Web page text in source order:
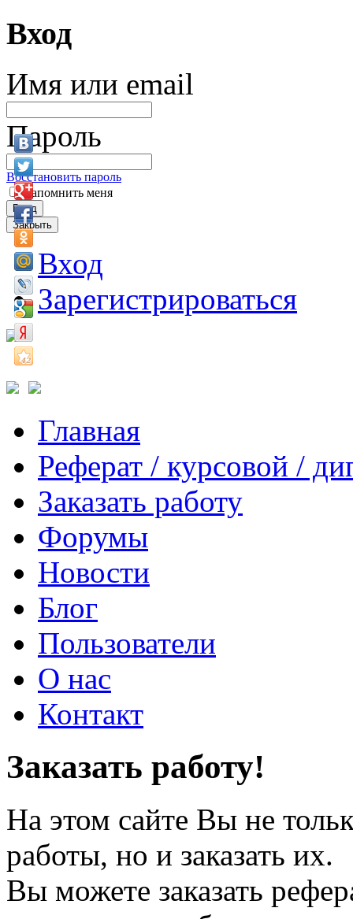
Вход
Имя или email
Пароль
Восстановить пароль
Запомнить меня
Вход
Закрыть
Вход
Зарегистрироваться
Главная
Реферат / курсовой /
Заказать работу
Форумы
Новости
Блог
Пользователи
О нас
Контакт
Заказать работу!
На этом сайте Вы не
работы, но и заказать их.
Вы можете заказать